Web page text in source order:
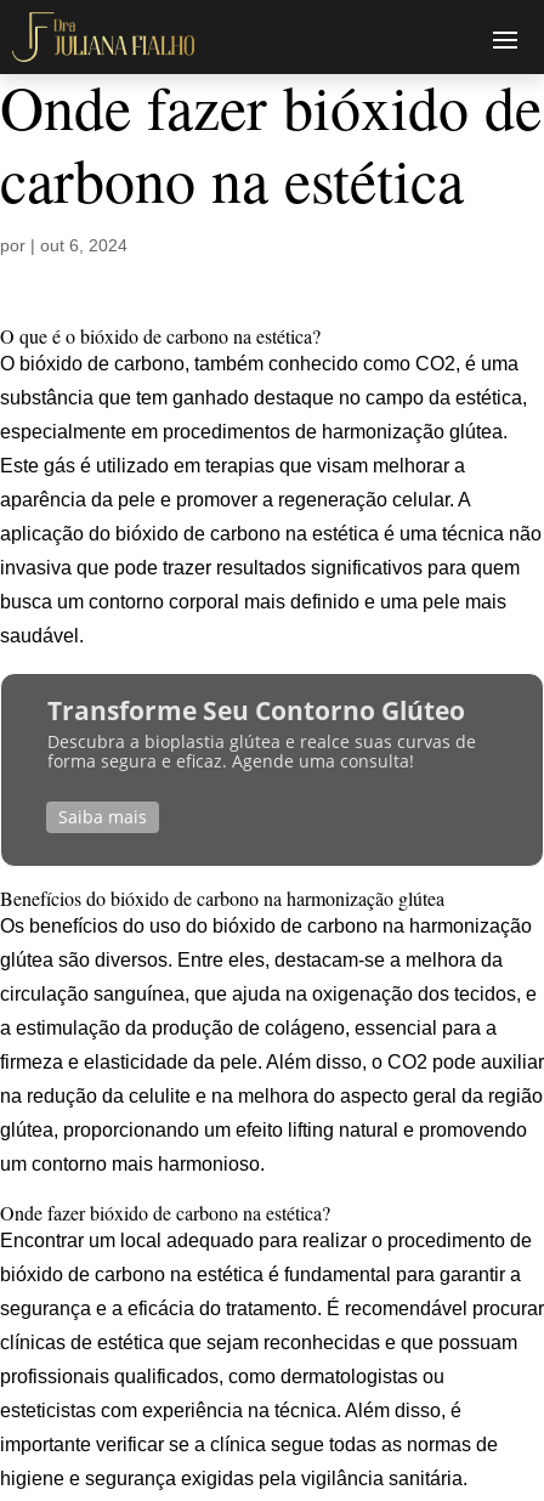
Onde fazer bióxido de
carbono na estética
por | out 6, 2024
O que é o bióxido de carbono na estética?
O bióxido de carbono, também conhecido como CO2, é uma
substância que tem ganhado destaque no campo da estética,
especialmente em procedimentos de harmonização glútea.
Este gás é utilizado em terapias que visam melhorar a
aparência da pele e promover a regeneração celular. A
aplicação do bióxido de carbono na estética é uma técnica não
invasiva que pode trazer resultados significativos para quem
busca um contorno corporal mais definido e uma pele mais
saudável.
Transforme Seu Contorno Glúteo
Descubra a bioplastia glútea e realce suas curvas de
forma segura e eficaz. Agende uma consulta!
Saiba mais
Benefícios do bióxido de carbono na harmonização glútea
Os benefícios do uso do bióxido de carbono na harmonização
glútea são diversos. Entre eles, destacam-se a melhora da
circulação sanguínea, que ajuda na oxigenação dos tecidos, e
a estimulação da produção de colágeno, essencial para a
firmeza e elasticidade da pele. Além disso, o CO2 pode auxiliar
na redução da celulite e na melhora do aspecto geral da região
glútea, proporcionando um efeito lifting natural e promovendo
um contorno mais harmonioso.
Onde fazer bióxido de carbono na estética?
Encontrar um local adequado para realizar o procedimento de
bióxido de carbono na estética é fundamental para garantir a
segurança e a eficácia do tratamento. É recomendável procurar
clínicas de estética que sejam reconhecidas e que possuam
profissionais qualificados, como dermatologistas ou
esteticistas com experiência na técnica. Além disso, é
importante verificar se a clínica segue todas as normas de
higiene e segurança exigidas pela vigilância sanitária.